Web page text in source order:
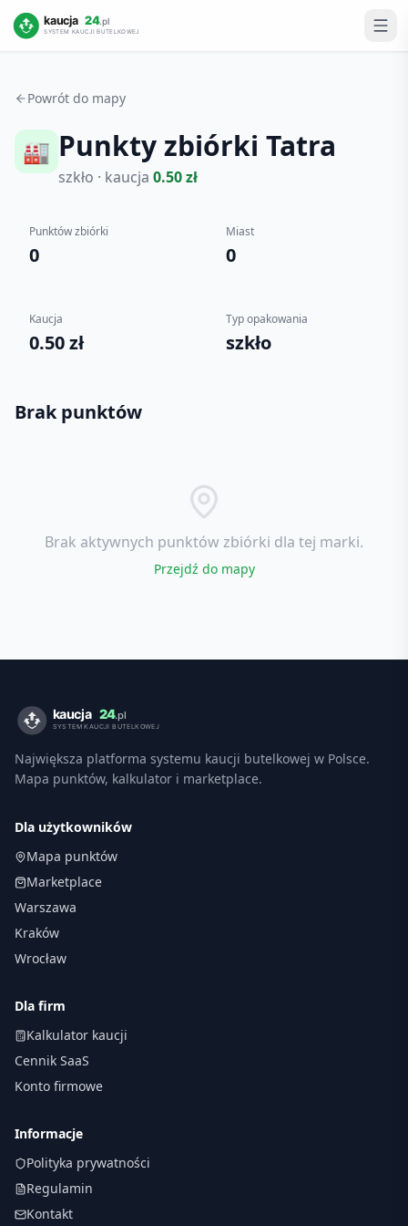
Powrót do mapy
🏭 Punkty zbiórki Tatra
szkło · kaucja 0.50zł
Punktów zbiórki
0
Miast
0
Kaucja
0.50 zł
Typ opakowania
szkło
Brak punktów
Brak aktywnych punktów zbiórki dla tej marki.
Przejdź do mapy
Największa platforma systemu kaucji butelkowej w Polsce.
Mapa punktów, kalkulator i marketplace.
Dla użytkowników
Mapa punktów
Marketplace
Warszawa
Kraków
Wrocław
Dla firm
Kalkulator kaucji
Cennik SaaS
Konto firmowe
Informacje
Polityka prywatności
Regulamin
Kontakt